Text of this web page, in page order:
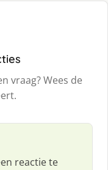
vraag? Wees de
reactie te